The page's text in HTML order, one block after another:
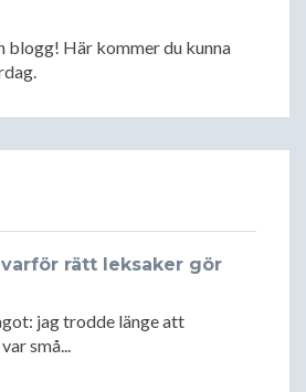
blogg! Här kommer du kunna
rätt leksaker gör
jag trodde länge att
små...